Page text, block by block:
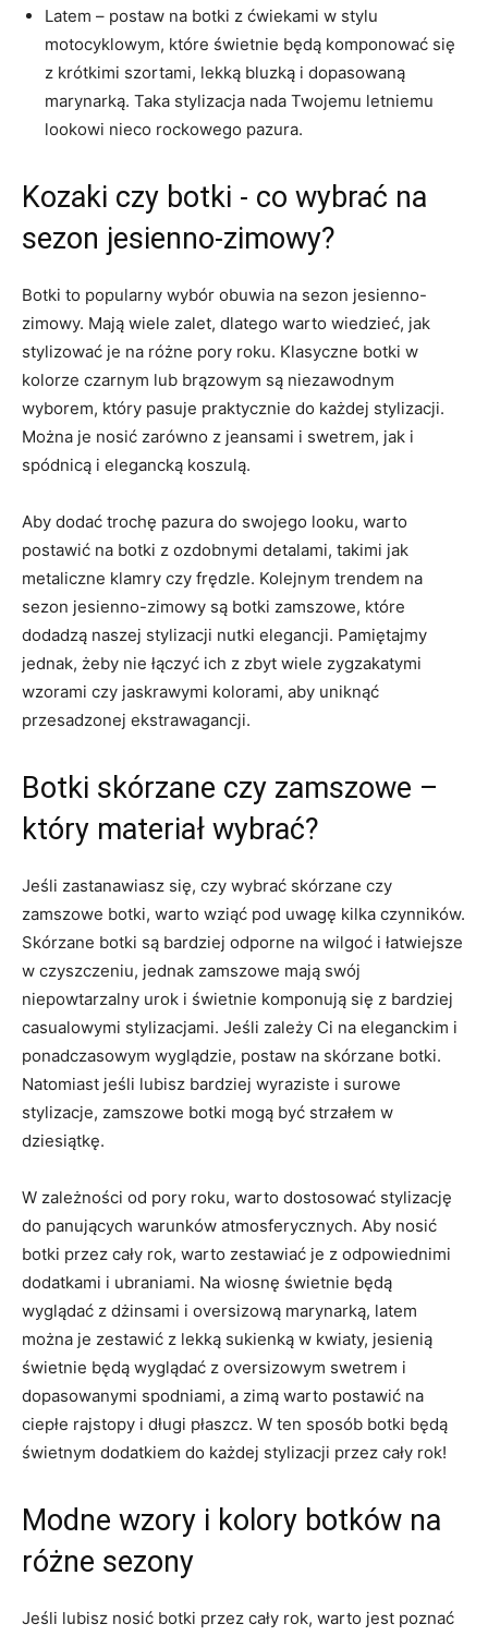
Latem – postaw na botki ‌z⁤ ćwiekami w stylu
motocyklowym, które świetnie będą komponować się
z krótkimi ‌szortami, lekką ⁤bluzką i dopasowaną
marynarką. Taka stylizacja nada Twojemu letniemu
lookowi nieco rockowego pazura.
Kozaki czy botki -⁤ co wybrać na
sezon jesienno-zimowy?
Botki ⁤to⁣ popularny wybór obuwia na sezon ‍jesienno-
zimowy. Mają ‌wiele zalet, dlatego warto wiedzieć, jak
stylizować je‌ na różne pory ⁣roku. Klasyczne botki w
kolorze czarnym lub‍ brązowym są niezawodnym
wyborem, który‌ pasuje praktycznie do każdej stylizacji.
Można je nosić zarówno z jeansami ⁤i‌ swetrem, jak⁣ i
spódnicą i​ elegancką⁤ koszulą.
Aby dodać trochę pazura do swojego looku, warto
postawić na botki z ozdobnymi detalami, takimi jak
metaliczne ‌klamry ‌czy frędzle. Kolejnym trendem na
sezon jesienno-zimowy są botki zamszowe, które
dodadzą naszej stylizacji nutki elegancji. Pamiętajmy
jednak, ​żeby nie łączyć ich z zbyt wiele zygzakatymi
wzorami czy jaskrawymi kolorami, aby uniknąć
przesadzonej ‌ekstrawagancji.
Botki skórzane czy zamszowe –
który ⁤materiał wybrać?
Jeśli zastanawiasz się, czy⁣ wybrać skórzane czy
zamszowe⁤ botki, warto wziąć pod uwagę kilka czynników.
Skórzane‌ botki są bardziej odporne‌ na wilgoć i łatwiejsze
w⁣ czyszczeniu, ⁢jednak zamszowe mają swój
niepowtarzalny urok i świetnie komponują się z bardziej
casualowymi stylizacjami. Jeśli zależy Ci na eleganckim i
ponadczasowym wyglądzie, postaw na skórzane ⁣botki.
⁢Natomiast‍ jeśli lubisz bardziej wyraziste i surowe
stylizacje, zamszowe botki mogą być strzałem ⁢w
dziesiątkę.
W zależności od pory⁢ roku, warto ‍dostosować stylizację
do ‌panujących warunków atmosferycznych. Aby nosić​
botki przez cały rok,⁤ warto zestawiać⁣ je z odpowiednimi
dodatkami i ubraniami. Na wiosnę świetnie będą
wyglądać​ z dżinsami⁣ i oversizową ‍marynarką, latem ​
można ‌je zestawić z lekką sukienką w kwiaty, jesienią
świetnie będą wyglądać z oversizowym ⁢swetrem i
dopasowanymi spodniami, a zimą warto postawić na
ciepłe rajstopy i długi płaszcz. W ten‍ sposób botki będą
świetnym dodatkiem ‍do każdej stylizacji przez cały rok!
Modne wzory i kolory botków ​na
‍różne ‍sezony
Jeśli lubisz nosić⁤ botki ​przez​ cały rok, warto jest poznać